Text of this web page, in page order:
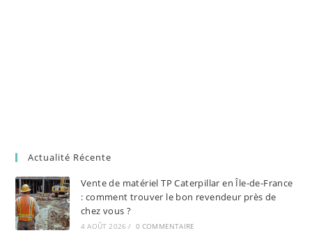
Actualité Récente
Vente de matériel TP Caterpillar en Île-de-France
: comment trouver le bon revendeur près de
chez vous ?
4 AOÛT 2026 / 0 COMMENTAIRE